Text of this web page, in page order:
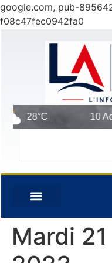
google.com, pub-
f08c47fec0942fa0
28°C 10 Août
Mardi